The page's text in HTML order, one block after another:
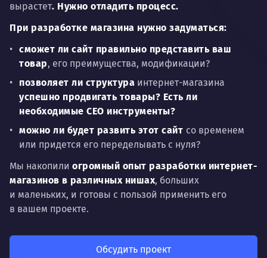
вырастет. Нужно отладить процесс.
При разработке магазина нужно задуматься:
сможет ли сайт правильно представить ваш
товар, его преимущества, модификации?
позволяет ли структура интернет-магазина
успешно продвигать товары? Есть ли
необходимые СЕО инструменты?
можно ли будет развить этот сайт со временем
или придется его переделывать с нуля?
Мы накопили огромный опыт разработки интернет-
магазинов в различных нишах, больших
и маленьких, и готовы с пользой применить его
в вашем проекте.
Обсудить проект